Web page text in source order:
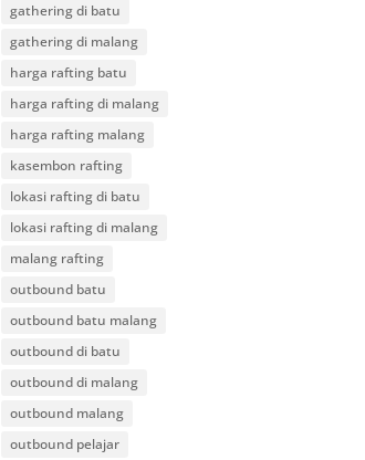
gathering di batu
gathering di malang
harga rafting batu
harga rafting di malang
harga rafting malang
kasembon rafting
lokasi rafting di batu
lokasi rafting di malang
malang rafting
outbound batu
outbound batu malang
outbound di batu
outbound di malang
outbound malang
outbound pelajar